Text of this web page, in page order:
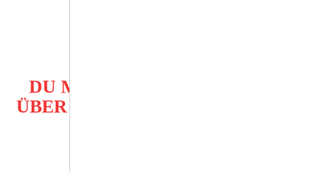
DU MÖCHTEST NOCH MEHR
ÜBER WING CHUN ERFAHREN?